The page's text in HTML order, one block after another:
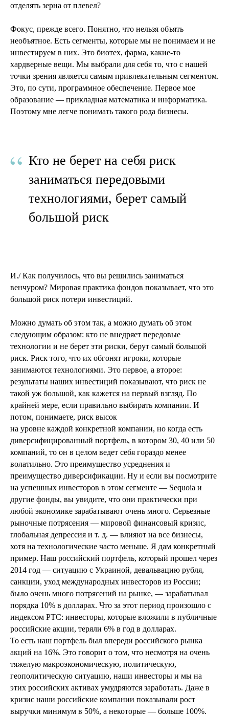
отделять зерна от плевел?
Фокус, прежде всего. Понятно, что нельзя объять
необъятное. Есть сегменты, которые мы не понимаем и не
инвестируем в них. Это биотех, фарма, какие-то
хардверные вещи. Мы выбрали для себя то, что с нашей
точки зрения является самым привлекательным сегментом.
Это, по сути, программное обеспечение. Первое мое
образование — прикладная математика и информатика.
Поэтому мне легче понимать такого рода бизнесы.
“ Кто не берет на себя риск
заниматься передовыми
технологиями, берет самый
большой риск
И./ Как получилось, что вы решились заниматься
венчуром? Мировая практика фондов показывает, что это
большой риск потери инвестиций.
Можно думать об этом так, а можно думать об этом
следующим образом: кто не внедряет передовые
технологии и не берет эти риски, берут самый большой
риск. Риск того, что их обгонят игроки, которые
занимаются технологиями. Это первое, а второе:
результаты наших инвестиций показывают, что риск не
такой уж большой, как кажется на первый взгляд. По
крайней мере, если правильно выбирать компании. И
потом, понимаете, риск высок
на уровне каждой конкретной компании, но когда есть
диверсифицированный портфель, в котором 30, 40 или 50
компаний, то он в целом ведет себя гораздо менее
волатильно. Это преимущество усреднения и
преимущество диверсификации. Ну и если вы посмотрите
на успешных инвесторов в этом сегменте — Sequoia и
другие фонды, вы увидите, что они практически при
любой экономике зарабатывают очень много. Серьезные
рыночные потрясения — мировой финансовый кризис,
глобальная депрессия и т. д. — влияют на все бизнесы,
хотя на технологические часто меньше. Я дам конкретный
пример. Наш российский портфель, который прошел через
2014 год — ситуацию с Украиной, девальвацию рубля,
санкции, уход международных инвесторов из России;
было очень много потрясений на рынке, — зарабатывал
порядка 10% в долларах. Что за этот период произошло с
индексом РТС: инвесторы, которые вложили в публичные
российские акции, теряли 6% в год в долларах.
То есть наш портфель был впереди российского рынка
акций на 16%. Это говорит о том, что несмотря на очень
тяжелую макроэкономическую, политическую,
геополитическую ситуацию, наши инвесторы и мы на
этих российских активах умудряются заработать. Даже в
кризис наши российские компании показывали рост
выручки минимум в 50%, а некоторые — больше 100%.